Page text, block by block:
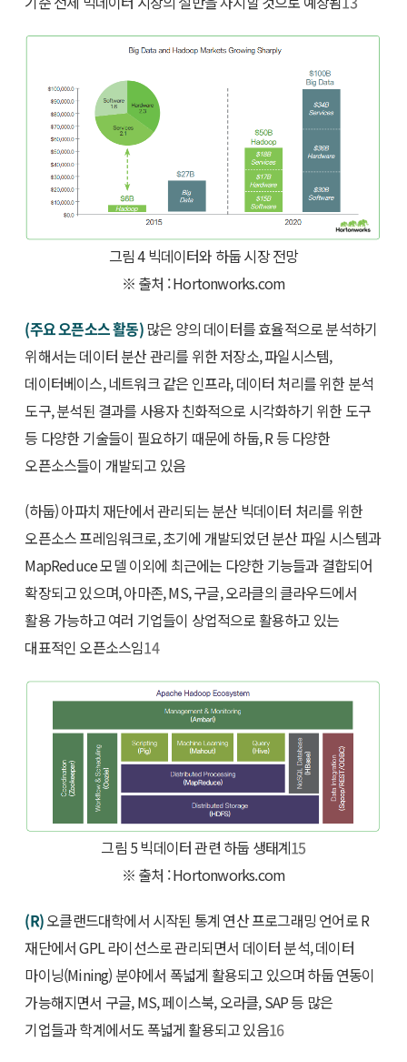
그림 4 빅데이터와 하둡 시장 전망
※ 출처 : Hortonworks.com
(주요 오픈소스 활동)많은 양의 데이터를 효율적으로 분석하기
위해서는 데이터 분산 관리를 위한 저장소, 파일시스템,
데이터베이스, 네트워크 같은 인프라, 데이터 처리를 위한 분석
도구, 분석된 결과를 사용자 친화적으로 시각화하기 위한 도구
등 다양한 기술들이 필요하기 때문에 하둡, R 등 다양한
오픈소스들이 개발되고 있음
(하둡)아파치 재단에서 관리되는 분산 빅데이터 처리를 위한
오픈소스 프레임워크로, 초기에 개발되었던 분산 파일 시스템과
MapReduce 모델 이외에 최근에는 다양한 기능들과 결합되어
확장되고 있으며, 아마존, MS, 구글, 오라클의 클라우드에서
활용 가능하고 여러 기업들이 상업적으로 활용하고 있는
대표적인 오픈소스임14
그림 5 빅데이터 관련 하둡 생태계15
※ 출처 : Hortonworks.com
(R)오클랜드대학에서 시작된 통계 연산 프로그래밍 언어로 R
재단에서 GPL 라이선스로 관리되면서 데이터 분석, 데이터
마이닝(Mining) 분야에서 폭넓게 활용되고 있으며 하둡 연동이
가능해지면서 구글, MS, 페이스북, 오라클, SAP 등 많은
기업들과 학계에서도 폭넓게 활용되고 있음16